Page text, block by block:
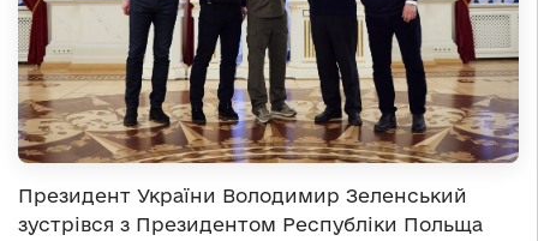
Президент України Володимир Зеленський
зустрівся з Президентом Республіки Польща